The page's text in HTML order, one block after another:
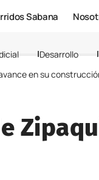
Sabana
Desarrollo
en su